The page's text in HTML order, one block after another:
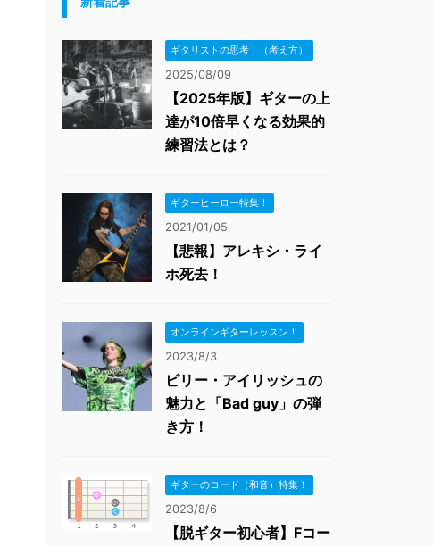
ギタリストの思考！（考え方）
2025/08/09
【2025年版】ギターの上
達が10倍早くなる効果的
練習法とは？
ギターヒーロー特集！
2021/01/05
【悲報】アレキシ・ライ
ホ死去！
オンラインギターレッスン！
2023/8/3
ビリー・アイリッシュの
魅力と「Bad guy」の弾
き方！
ギターのコード（和音）特集！
2023/8/6
【脱ギター初心者】Fコー